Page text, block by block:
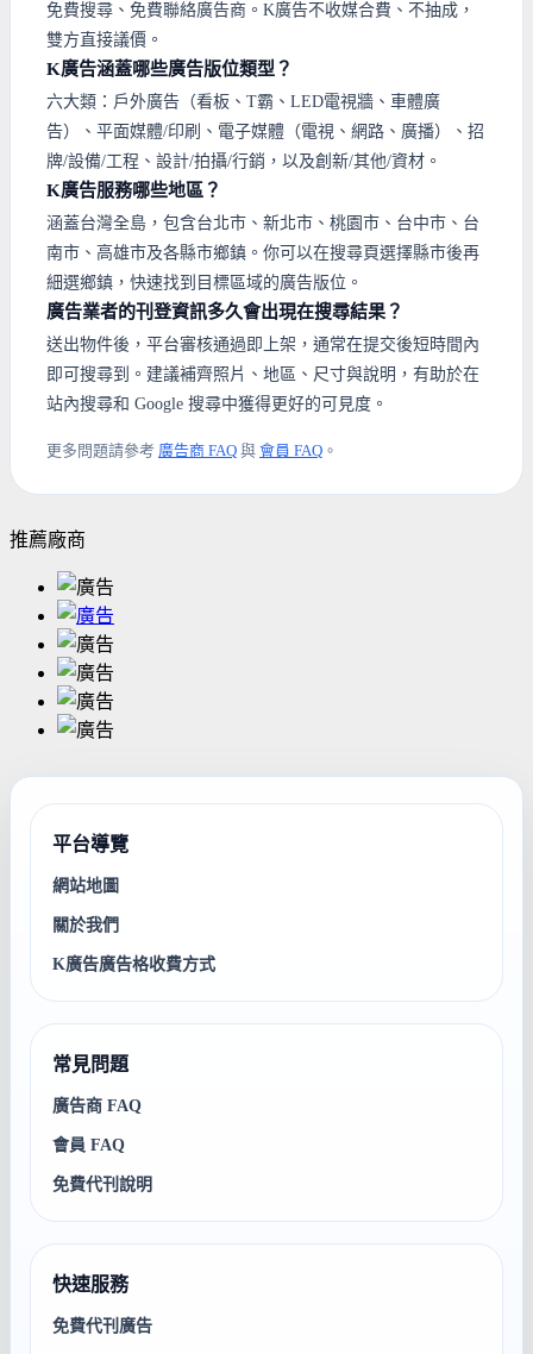
免費搜尋、免費聯絡廣告商。K廣告不收媒合費、不抽成，
雙方直接議價。
K廣告涵蓋哪些廣告版位類型？
六大類：戶外廣告（看板、T霸、LED電視牆、車體廣
告）、平面媒體/印刷、電子媒體（電視、網路、廣播）、招
牌/設備/工程、設計/拍攝/行銷，以及創新/其他/資材。
K廣告服務哪些地區？
涵蓋台灣全島，包含台北市、新北市、桃園市、台中市、台
南市、高雄市及各縣市鄉鎮。你可以在搜尋頁選擇縣市後再
細選鄉鎮，快速找到目標區域的廣告版位。
廣告業者的刊登資訊多久會出現在搜尋結果？
送出物件後，平台審核通過即上架，通常在提交後短時間內
即可搜尋到。建議補齊照片、地區、尺寸與說明，有助於在
站內搜尋和 Google 搜尋中獲得更好的可見度。
更多問題請參考 廣告商 FAQ 與 會員 FAQ 。
推薦廠商
平台導覽
網站地圖
關於我們
K廣告廣告格收費方式
常見問題
廣告商 FAQ
會員 FAQ
免費代刊說明
快速服務
免費代刊廣告